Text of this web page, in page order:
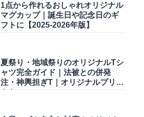
1点から作れるおしゃれオリジナル
マグカップ｜誕生日や記念日のギ
フトに【2025-2026年版】
夏祭り・地域祭りのオリジナルTシ
ャツ完全ガイド｜法被との併発
注・神輿担ぎT｜オリジナルプリン
ト.jp